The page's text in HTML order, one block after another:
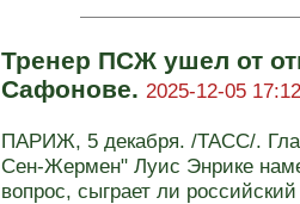
Тренер ПСЖ ушел от
Сафонове. 2025-12-05
ПАРИЖ, 5 декабря. /ТАСС/.
Сен-Жермен" Луис Энрике
вопрос, сыграет ли